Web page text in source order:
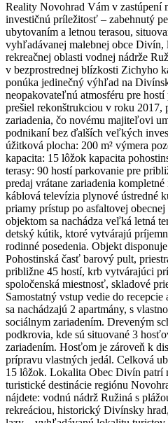
Reality Novohrad Vám v zastúpení
investičnú príležitosť – zabehnutý
ubytovaním a letnou terasou,
vyhľadávanej malebnej obce Divín,
rekreačnej oblasti vodnej nádrže
v bezprostrednej blízkosti Zichyho
ponúka jedinečný výhľad na
neopakovateľnú atmosféru pre hostí
prešiel rekonštrukciou v roku 2017,
zariadenia, čo novému majiteľovi
podnikaní bez ďalších veľkých
úžitková plocha: 200 m² výmera
kapacita: 15 lôžok kapacita
terasy: 90 hostí parkovanie pre
predaj vrátane zariadenia
káblová televízia plynové ústredné
priamy prístup po asfaltovej
objektom sa nachádza veľká letná
detský kútik, ktoré vytvárajú
rodinné posedenia. Objekt
Pohostinská časť barový pult,
približne 45 hostí, krb vytvárajúci
spoločenská miestnosť, skladové
Samostatný vstup vedie do
sa nachádzajú 2 apartmány, s
sociálnym zariadením. Dreveným
podkrovia, kde sú situované 3
zariadením. Hosťom je zároveň k
prípravu vlastných jedál. Celková
15 lôžok. Lokalita Obec Divín patrí
turistické destinácie regiónu
nájdete: vodnú nádrž Ružiná s
rekreáciou, historický Divínsky